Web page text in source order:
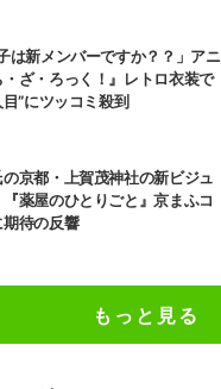
は新メンバーですか？？」アニ
・ざ・ろっく！』レトロ衣装で
”にツッコミ殺到
京都・上賀茂神社の新ビジュ
薬屋のひとりごと』京まふコ
待の反響
もっと見る